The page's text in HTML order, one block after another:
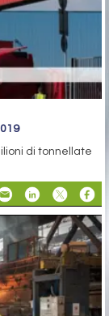
di tonnellate